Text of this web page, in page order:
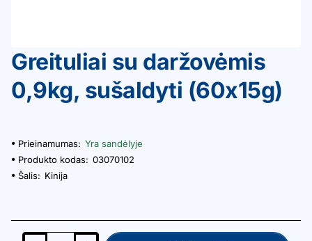
Greituliai su daržovėmis
0,9kg, sušaldyti (60x15g)
Prieinamumas: Yra sandėlyje
Produkto kodas: 03070102
Šalis: Kinija